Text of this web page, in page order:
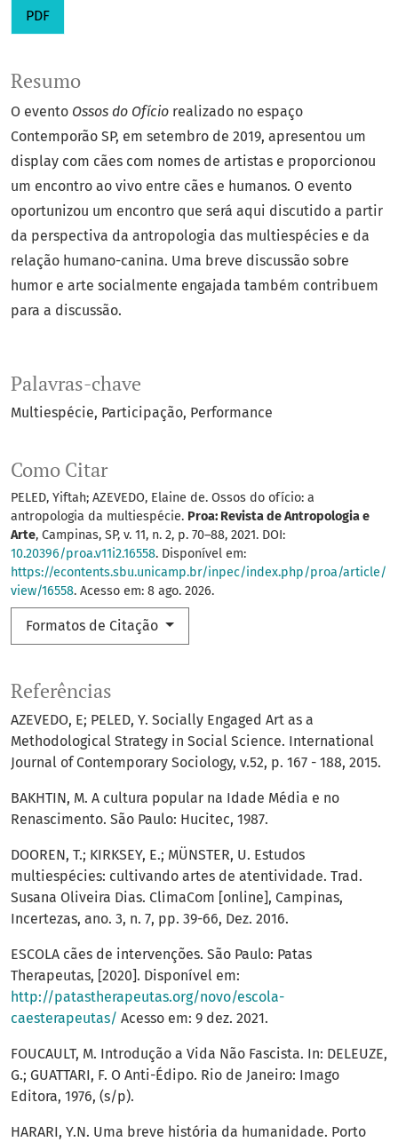
PDF
Palavras-chave
Multiespécie Participação Performance
Como Citar
PELED, Yiftah; AZEVEDO, Elaine de. Ossos do ofício: a
antropologia da multiespécie. Proa: Revista de Antropologia e
Arte, Campinas, SP, v. 11, n. 2, p. 70–88, 2021. DOI:
10.20396/proa.v11i2.16558. Disponível em:
https://econtents.sbu.unicamp.br/inpec/index.php/proa/article/
view/16558. Acesso em: 8 ago. 2026.
Formatos de Citação
Resumo
O evento Ossos do Ofício realizado no espaço
Contemporão SP, em setembro de 2019, apresentou um
display com cães com nomes de artistas e proporcionou
um encontro ao vivo entre cães e humanos. O evento
oportunizou um encontro que será aqui discutido a partir
da perspectiva da antropologia das multiespécies e da
relação humano-canina. Uma breve discussão sobre
humor e arte socialmente engajada também contribuem
para a discussão.
Referências
AZEVEDO, E; PELED, Y. Socially Engaged Art as a
Methodological Strategy in Social Science. International
Journal of Contemporary Sociology, v.52, p. 167 - 188, 2015.
BAKHTIN, M. A cultura popular na Idade Média e no
Renascimento. São Paulo: Hucitec, 1987.
DOOREN, T.; KIRKSEY, E.; MÜNSTER, U. Estudos
multiespécies: cultivando artes de atentividade. Trad.
Susana Oliveira Dias. ClimaCom [online], Campinas,
Incertezas, ano. 3, n. 7, pp. 39-66, Dez. 2016.
ESCOLA cães de intervenções. São Paulo: Patas
Therapeutas, [2020]. Disponível em:
http://patastherapeutas.org/novo/escola-
caesterapeutas/ Acesso em: 9 dez. 2021.
FOUCAULT, M. Introdução a Vida Não Fascista. In: DELEUZE,
G.; GUATTARI, F. O Anti-Édipo. Rio de Janeiro: Imago
Editora, 1976, (s/p).
HARARI, Y.N. Uma breve história da humanidade. Porto